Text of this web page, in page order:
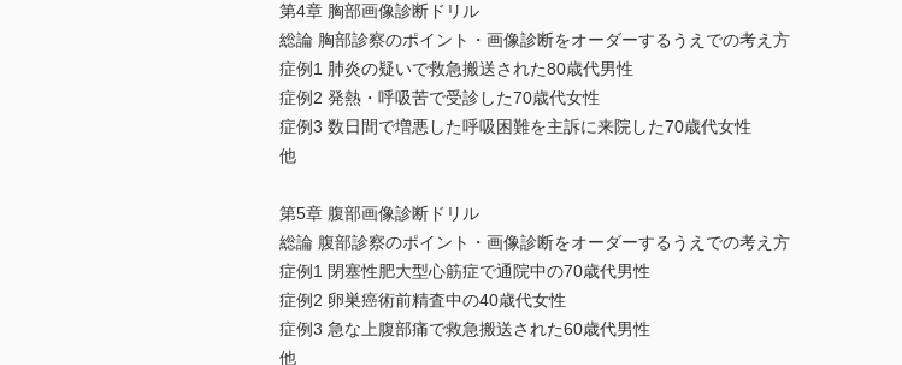
第4章 胸部画像診断ドリル
総論 胸部診察のポイント・画像診断をオーダーするうえでの考え方
症例1 肺炎の疑いで救急搬送された80歳代男性
症例2 発熱・呼吸苦で受診した70歳代女性
症例3 数日間で増悪した呼吸困難を主訴に来院した70歳代女性
他
第5章 腹部画像診断ドリル
総論 腹部診察のポイント・画像診断をオーダーするうえでの考え方
症例1 閉塞性肥大型心筋症で通院中の70歳代男性
症例2 卵巣癌術前精査中の40歳代女性
症例3 急な上腹部痛で救急搬送された60歳代男性
他